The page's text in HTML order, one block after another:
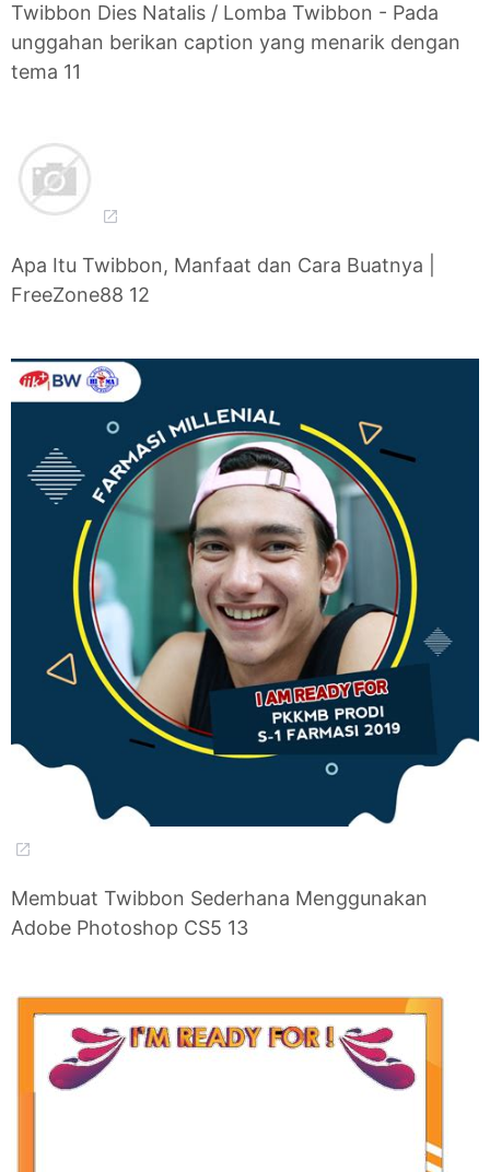
Twibbon Dies Natalis / Lomba Twibbon - Pada
unggahan berikan caption yang menarik dengan
tema 11
Apa Itu Twibbon, Manfaat dan Cara Buatnya |
FreeZone88 12
Membuat Twibbon Sederhana Menggunakan
Adobe Photoshop CS5 13